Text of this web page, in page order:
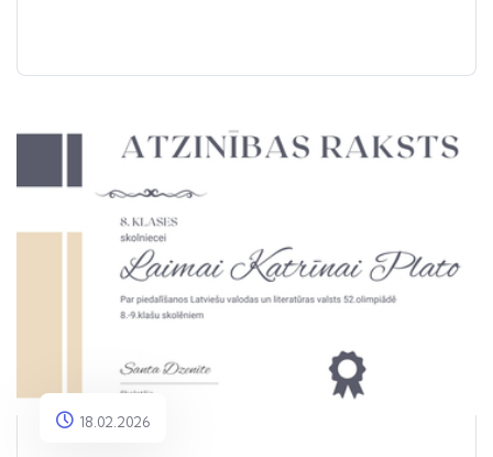
18.02.2026